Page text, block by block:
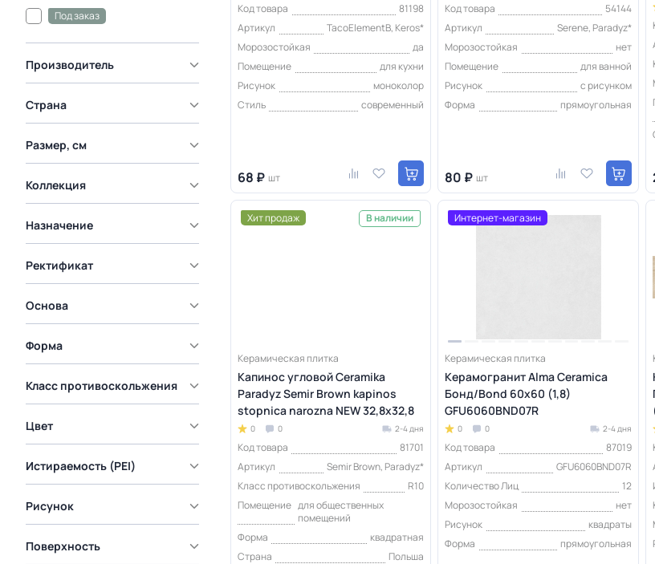
Под заказ
Производитель
Страна
Размер, см
Коллекция
Назначение
Ректификат
Основа
Форма
Класс противоскольжения
Цвет
Истираемость (PEI)
Рисунок
Поверхность
Код товара
81198
Артикул
TacoElementB, Keros*
Морозостойкая
да
Помещение
для кухни
Рисунок
моноколор
Стиль
современный
68 ₽ шт
Код товара
54144
Артикул
Serene, Paradyz*
Морозостойкая
нет
Помещение
для ванной
Рисунок
с рисунком
Форма
прямоугольная
80 ₽ шт
Хит продаж В наличии
Керамическая плитка
Капинос угловой Ceramika
Paradyz Semir Brown kapinos
stopnica narozna NEW 32,8х32,8
0 0 2-4 дня
Код товара
81701
Артикул
Semir Brown, Paradyz*
Класс противоскольжения
R10
Помещение для общественных
помещений
Форма
квадратная
Страна
Польша
Интернет-магазин
Керамическая плитка
Керамогранит Alma Ceramica
Бонд/Bond 60х60 (1,8)
GFU6060BND07R
0 0 2-4 дня
Код товара
87019
Артикул
GFU6060BND07R
Количество Лиц
12
Морозостойкая
нет
Рисунок
квадраты
Форма
прямоугольная